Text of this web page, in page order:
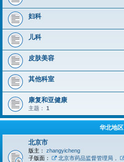
妇科
儿科
皮肤美容
其他科室
康复和亚健康
主题： 1
华北地区
北京市
版主：
zhangyicheng
子版面：
北京市药品监督管理局 ，